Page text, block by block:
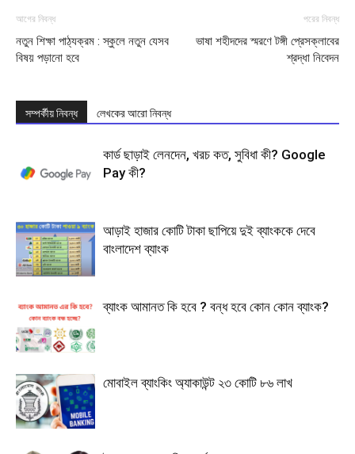
আগের নিবন্ধ
নতুন শিক্ষা পাঠ্যক্রম : স্কুলে নতুন যেসব
বিষয় পড়ানো হবে
পরের নিবন্ধ
ভাষা শহীদদের স্মরণে টঙ্গী প্রেসক্লাবের
শ্রদ্ধা নিবেদন
সম্পর্কীয় নিবন্ধ লেখকের আরো নিবন্ধ
কার্ড ছাড়াই লেনদেন, খরচ কত, সুবিধা কী? Google
Pay কী?
আড়াই হাজার কোটি টাকা ছাপিয়ে দুই ব্যাংককে দেবে
বাংলাদেশ ব্যাংক
ব্যাংক আমানত কি হবে ? বন্ধ হবে কোন কোন ব্যাংক?
মোবাইল ব্যাংকিং অ্যাকাউন্ট ২৩ কোটি ৮৬ লাখ